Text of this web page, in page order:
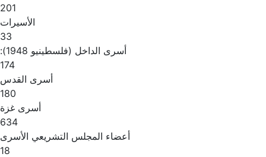
201
الأسيرات
33
أسرى الداخل (فلسطينيو 1948):
174
أسرى القدس
180
أسرى غزة
634
أعضاء المجلس التشريعي الأسرى
18